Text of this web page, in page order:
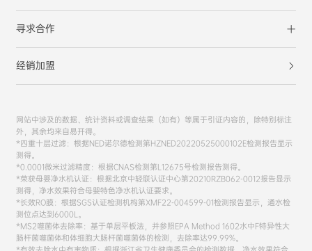
寻求合作
经销加盟
网站中涉及的数据、统计资料或调查结果（如有）等属于引证内容的，除特别标注
外，其余均来自易开得。
*四重十层过滤：根据NED诺尔德检测第HZNED20220525000102E检测报告显示
测得。
*0.0001微米过滤精度：根据CNAS检测第L12675号检测报告测得。
*荣获母婴净水机认证：根据北京中轻联认证中心第20210RZB062-0012报告显示
测得，净水效果符合母婴特色净水机认证要求。
*长效RO膜：根据SGS认证检测机构第XMF22-004599-01检测报告显示，通水检
测位点达到6000L。
*MS2噬菌体去除率：基于单层平板法，并参照EPA Method 1602水中F特异性大
肠杆菌噬菌体和体细胞大肠杆菌噬菌体的检测，去除率达99.99%。